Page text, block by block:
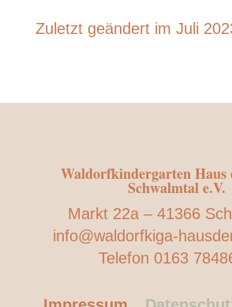
Zuletzt geändert im Juli
Waldorfkindergarten Haus
Schwalmtal e.V.
Markt 22a – 41366
info@waldorfkiga-
Telefon 0163